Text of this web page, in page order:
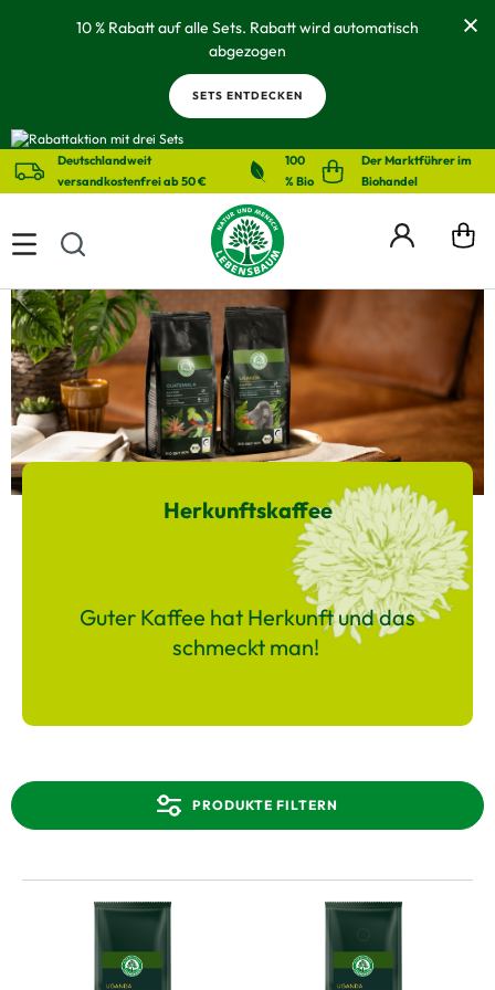
springen10 % Rabatt auf alle Sets. Rabatt wird automatisch
abgezogen
SETS ENTDECKEN
Deutschlandweit
versandkostenfrei ab 50 €
100
% Bio
Der Marktführer im
Biohandel
Herkunftskaffee
Guter Kaffee hat Herkunft und das
schmeckt man!
PRODUKTE FILTERN